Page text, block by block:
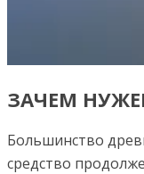
ЗАЧЕМ
Большинство
сред­ство